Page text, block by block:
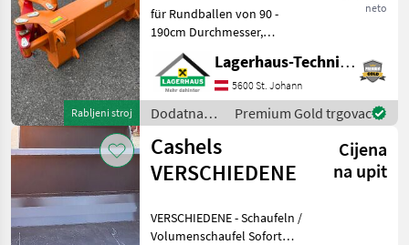
Rabljeni stroj
neto
für Rundballen von 90 -
190cm Durchmesser,
Gewicht: 237kg,
Euroaufnahme, guter
Zustand Kaufpreis inkl. 13%
Mwst. Wir bitten telefonisch
oder per Mail Ihren Besuch
be
Lagerhaus-Technik St. Johann
5600 St. Johann
Dodatna
oprema za
traktore /
Hauer
Premium Gold trgovac
Cashels
VERSCHIEDENE
Cijena
na upit
VERSCHIEDENE - Schaufeln /
Volumenschaufel Sofort